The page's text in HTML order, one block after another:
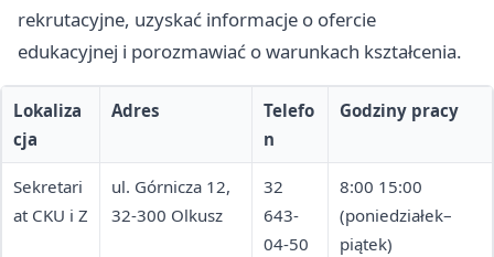
rekrutacyjne, uzyskać informacje o ofercie
edukacyjnej i porozmawiać o warunkach kształcenia.
Lokaliza
cja
Adres
Telefo
n
Godziny pracy
Sekretari
at CKU i Z
ul. Górnicza 12,
32-300 Olkusz
32
643-
04-50
8:00 15:00
(poniedziałek–
piątek)